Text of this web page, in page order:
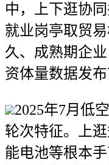
中，上下逛协
就业岗亭取贸
久、成熟期企
资体量数据发布
2025年7月低
轮次特征。上
能电池等根本